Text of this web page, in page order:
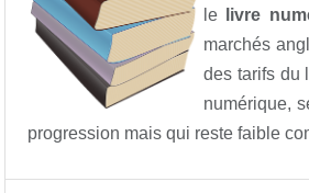
le
livre
marchés
des tarifs du
numérique,
progression mais qui reste faible